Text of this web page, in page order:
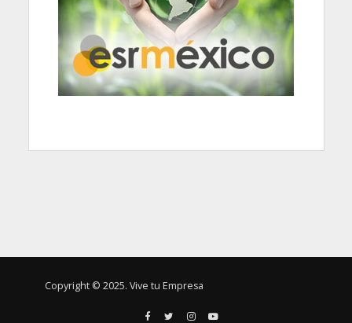
Copyright © 2025. Vive tu Empresa